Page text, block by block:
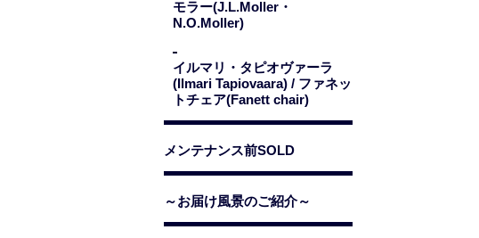
モラー(J.L.Moller・
N.O.Moller)
イルマリ・タピオヴァーラ
(Ilmari Tapiovaara) / ファネッ
トチェア(Fanett chair)
メンテナンス前SOLD
～お届け風景のご紹介～